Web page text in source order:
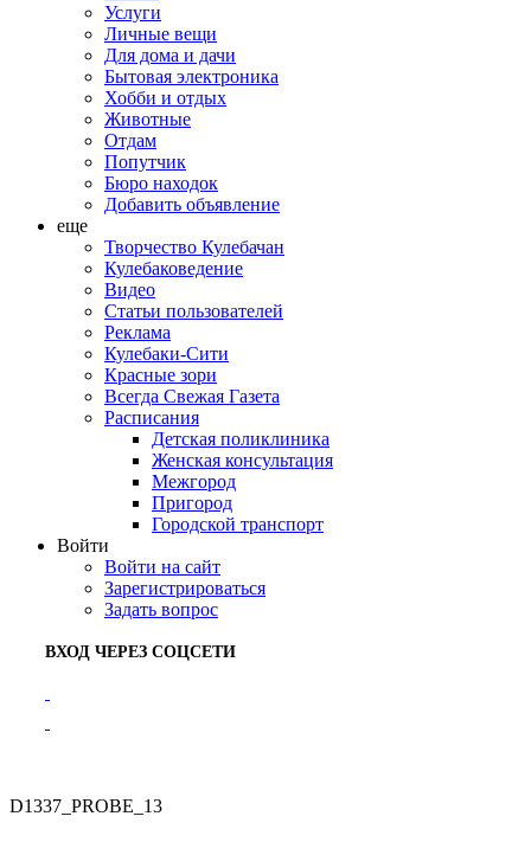
Услуги
Личные вещи
Для дома и дачи
Бытовая электроника
Хобби и отдых
Животные
Отдам
Попутчик
Бюро находок
Добавить объявление
еще
Творчество Кулебачан
Кулебаковедение
Видео
Статьи пользователей
Реклама
Кулебаки-Сити
Красные зори
Всегда Свежая Газета
Расписания
Детская поликлиника
Женская консультация
Межгород
Пригород
Городской транспорт
Войти
Войти на сайт
Зарегистрироваться
Задать вопрос
ВХОД ЧЕРЕЗ СОЦСЕТИ